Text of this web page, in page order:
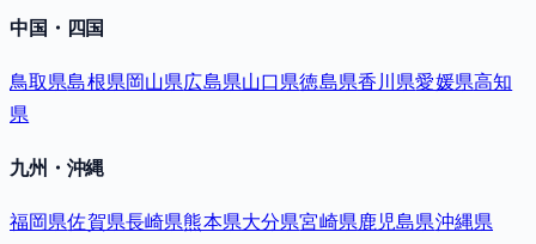
中国・四国
鳥取県島根県岡山県広島県山口県徳島県香川県愛媛県高知
県
九州・沖縄
福岡県佐賀県長崎県熊本県大分県宮崎県鹿児島県沖縄県